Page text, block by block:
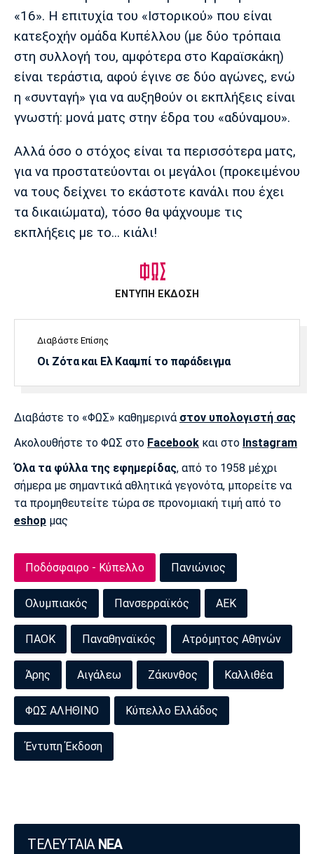
«16». Η επιτυχία του «Ιστορικού» που είναι
κατεξοχήν ομάδα Κυπέλλου (με δύο τρόπαια
στη συλλογή του, αμφότερα στο Καραϊσκάκη)
είναι τεράστια, αφού έγινε σε δύο αγώνες, ενώ
η «συνταγή» για να αυξηθούν οι εκπλήξεις είναι
γνωστή: μονά ματς στην έδρα του «αδύναμου».
Αλλά όσο ο στόχος είναι τα περισσότερα ματς,
για να προστατεύονται οι μεγάλοι (προκειμένου
να τους δείχνει το εκάστοτε κανάλι που έχει
τα δικαιώματα), τόσο θα ψάχνουμε τις
εκπλήξεις με το... κιάλι!
ΕΝΤΥΠΗ ΕΚΔΟΣΗ
Διαβάστε Επίσης
Οι Ζότα και Ελ Κααμπί το παράδειγμα
Διαβάστε το «ΦΩΣ» καθημερινά στον υπολογιστή σας
Ακολουθήστε το ΦΩΣ στο Facebook και στο Instagram
Όλα τα φύλλα της εφημερίδας, από το 1958 μέχρι
σήμερα με σημαντικά αθλητικά γεγονότα, μπορείτε να
τα προμηθευτείτε τώρα σε προνομιακή τιμή από το
eshop μας
Ποδόσφαιρο - Κύπελλο Πανιώνιος
Ολυμπιακός Πανσερραϊκός ΑΕΚ
ΠΑΟΚ Παναθηναϊκός Ατρόμητος Αθηνών
Άρης Αιγάλεω Ζάκυνθος Καλλιθέα
ΦΩΣ ΑΛΗΘΙΝΟ Κύπελλο Ελλάδος
Έντυπη Έκδοση
ΤΕΛΕΥΤΑΙΑ ΝΕΑ